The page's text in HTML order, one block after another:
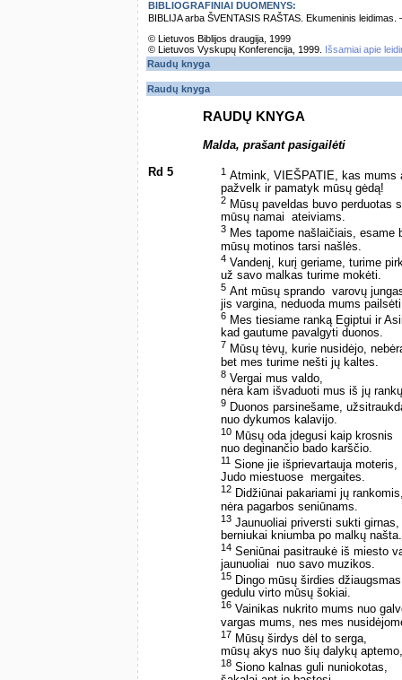
BIBLIOGRAFINIAI DUOMENYS:
BIBLIJA arba ŠVENTASIS RAŠTAS. Ekumeninis
© Lietuvos Biblijos draugija, 1999
© Lietuvos Vyskupų Konferencija, 1999.
Išsamiai apie
Raudų knyga
Raudų knyga
RAUDŲ KNYGA
Malda, prašant pasigailėti
Rd 5 1 Atmink, VIEŠPATIE, kas mums
pažvelk ir pamatyk mūsų gėdą!
2 Mūsų paveldas buvo perduotas
mūsų namai ­ ateiviams.
3 Mes tapome našlaičiais, esame
mūsų motinos tarsi našlės.
4 Vandenį, kurį geriame, turime
už savo malkas turime mokėti.
5 Ant mūsų sprando ­ varovų
jis vargina, neduoda mums
6 Mes tiesiame ranką Egiptui ir
kad gautume pavalgyti duonos.
7 Mūsų tėvų, kurie nusidėjo,
bet mes turime nešti jų kaltes.
8 Vergai mus valdo,
nėra kam išvaduoti mus iš jų
9 Duonos parsinešame,
nuo dykumos kalavijo.
10 Mūsų oda įdegusi kaip krosnis
nuo deginančio bado karščio.
11 Sione jie išprievartauja moteris,
Judo miestuose ­ mergaites.
12 Didžiūnai pakariami jų
nėra pagarbos seniūnams.
13 Jaunuoliai priversti sukti girnas,
berniukai kniumba po malkų našta.
14 Seniūnai pasitraukė iš miesto
jaunuoliai ­ nuo savo muzikos.
15 Dingo mūsų širdies
gedulu virto mūsų šokiai.
16 Vainikas nukrito mums nuo
vargas mums, nes mes
17 Mūsų širdys dėl to serga,
mūsų akys nuo šių dalykų aptemo,
18 Siono kalnas guli nuniokotas,